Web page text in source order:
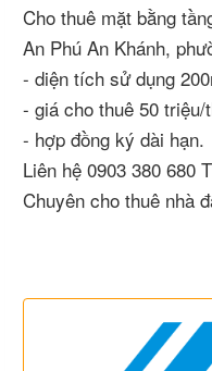
Cho thuê mặt bằng
An Phú An Khánh,
- diện tích sử dụng
- giá cho thuê 50
- hợp đồng ký dài hạn.
Liên hệ 0903 380 680
Chuyên cho thuê nhà